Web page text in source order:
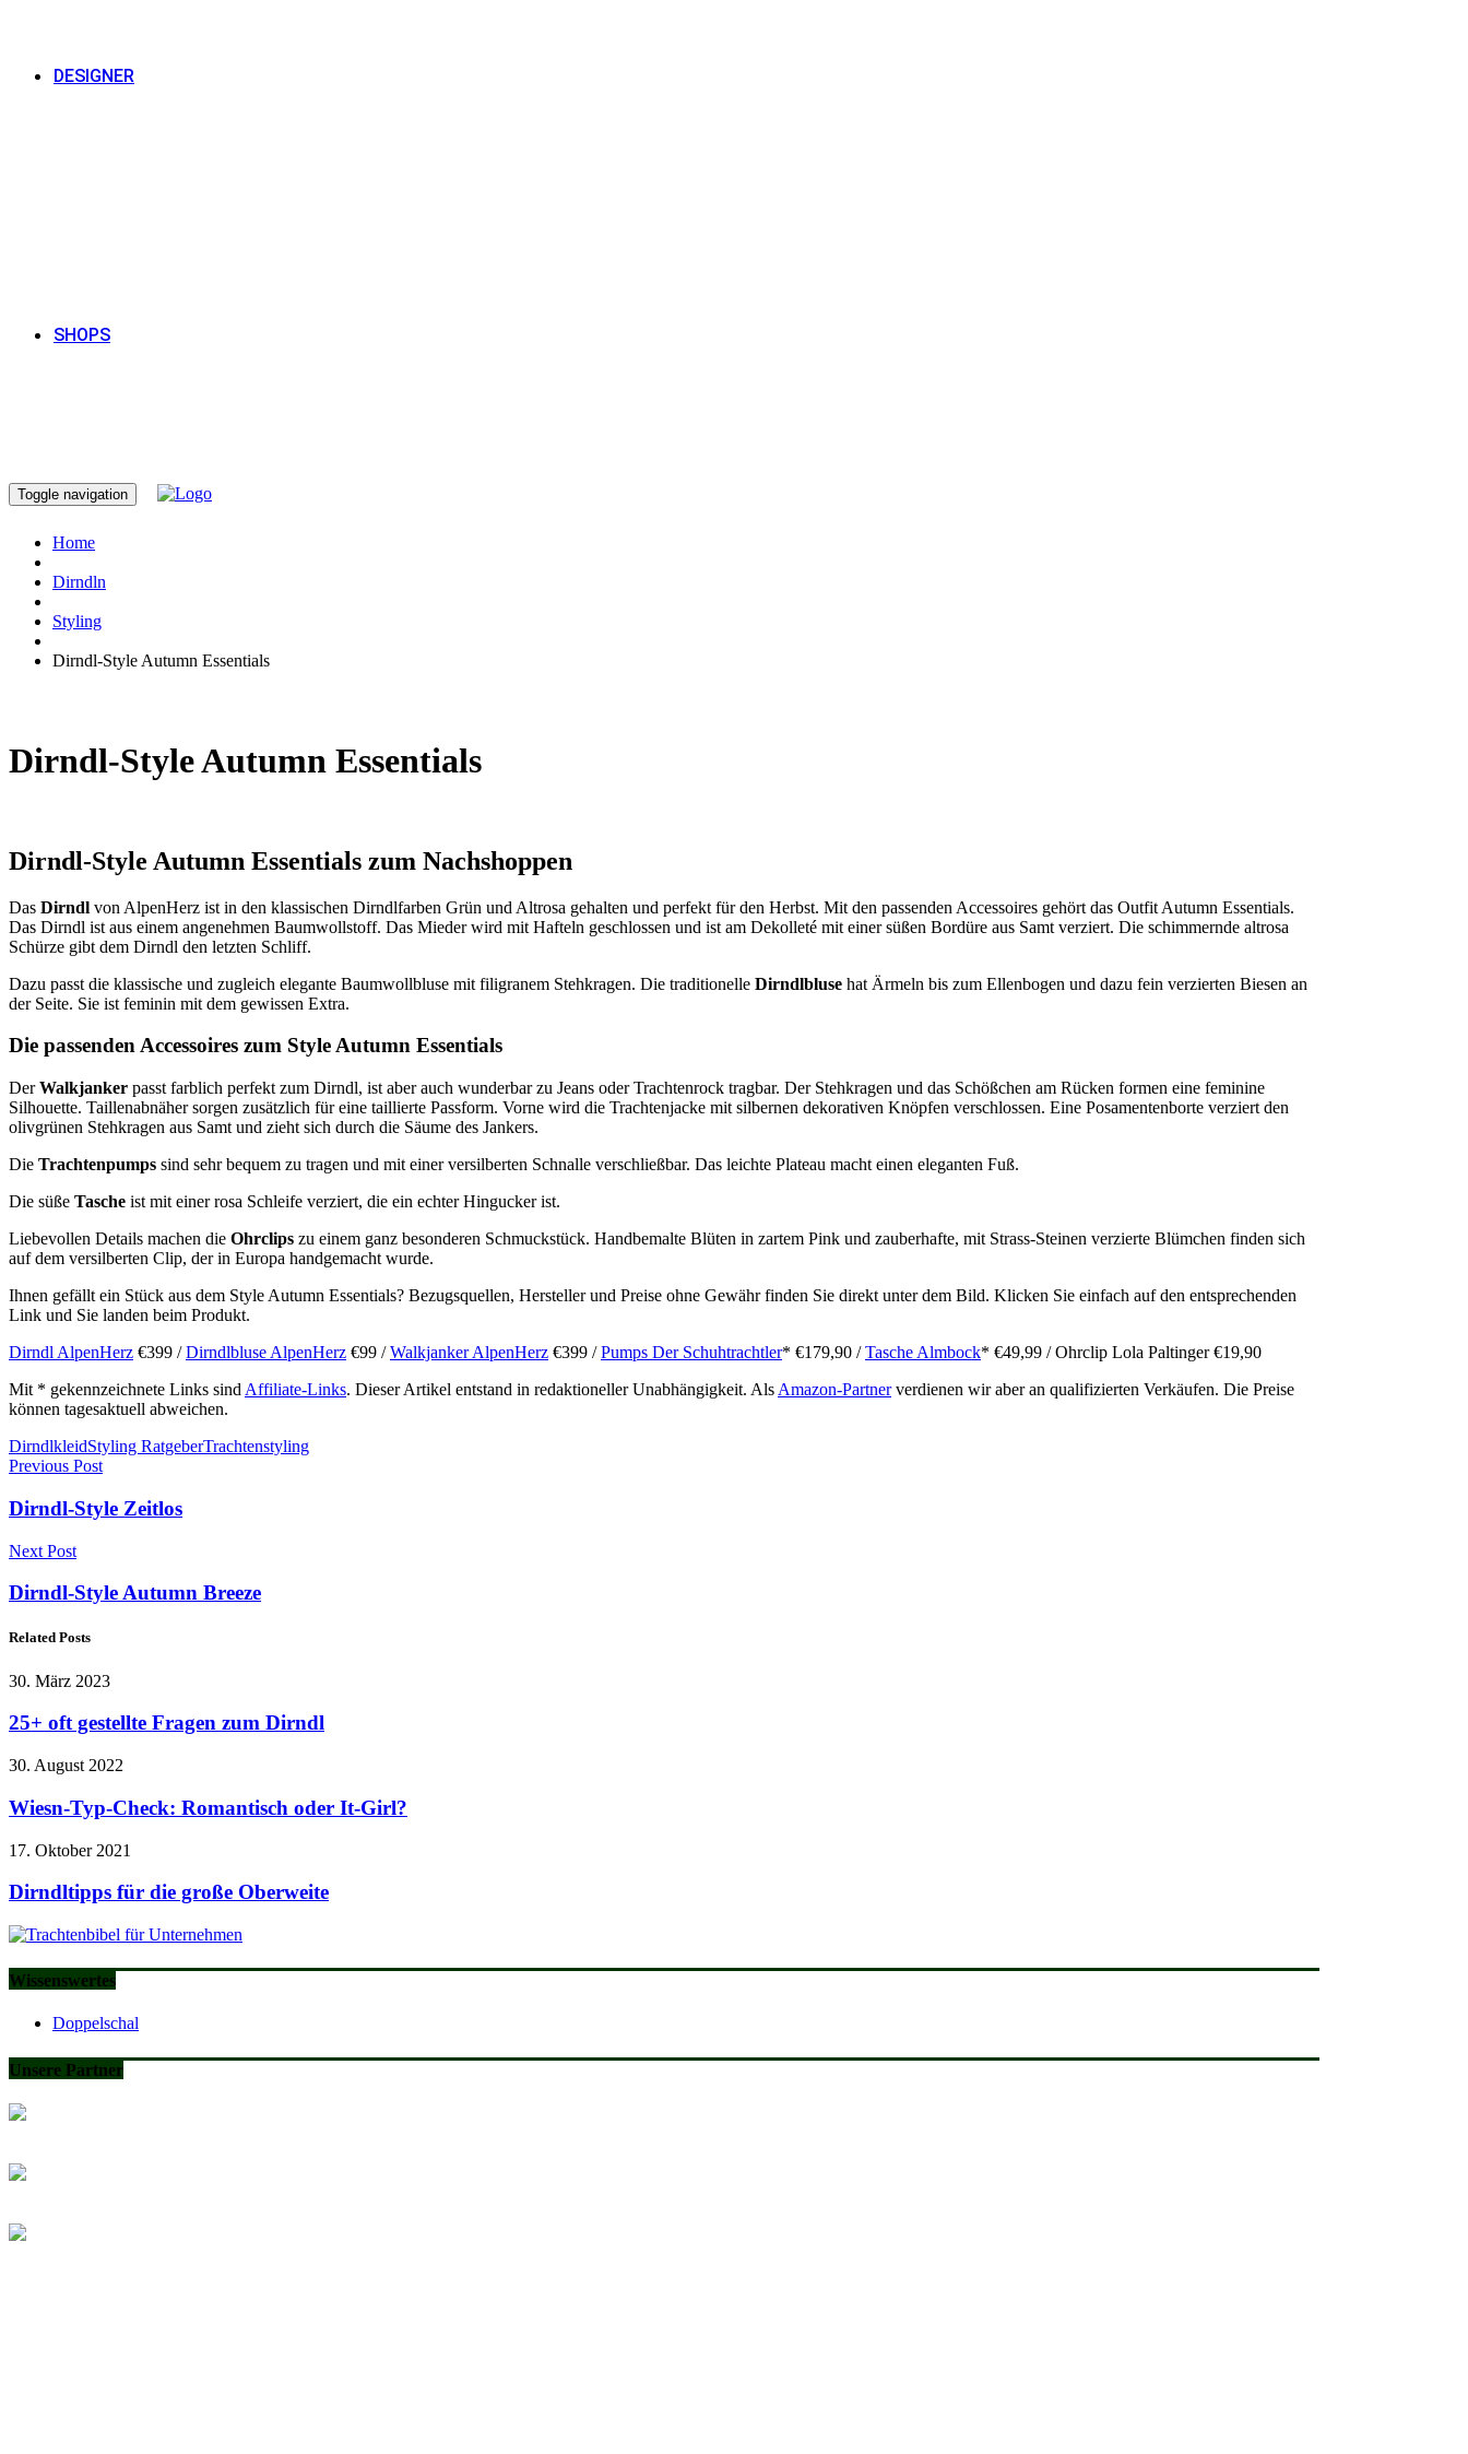
DESIGNER
SHOPS
Toggle navigation
Home
Dirndln
Styling
Dirndl-Style Autumn Essentials
Dirndl-Style Autumn Essentials
Dirndl-Style Autumn Essentials zum Nachshoppen
Das Dirndl von AlpenHerz ist in den klassischen Dirndlfarben Grün und Altrosa gehalten und perfekt für den Herbst. Mit den passenden Accessoires gehört das Outfit Autumn Essentials.
Das Dirndl ist aus einem angenehmen Baumwollstoff. Das Mieder wird mit Hafteln geschlossen und ist am Dekolleté mit einer süßen Bordüre aus Samt verziert. Die schimmernde altrosa
Schürze gibt dem Dirndl den letzten Schliff.
Dazu passt die klassische und zugleich elegante Baumwollbluse mit filigranem Stehkragen. Die traditionelle Dirndlbluse hat Ärmeln bis zum Ellenbogen und dazu fein verzierten Biesen an
der Seite. Sie ist feminin mit dem gewissen Extra.
Die passenden Accessoires zum Style Autumn Essentials
DerWalkjanker passt farblich perfekt zum Dirndl, ist aber auch wunderbar zu Jeans oder Trachtenrock tragbar. Der Stehkragen und das Schößchen am Rücken formen eine feminine
Silhouette. Taillenabnäher sorgen zusätzlich für eine taillierte Passform. Vorne wird die Trachtenjacke mit silbernen dekorativen Knöpfen verschlossen. Eine Posamentenborte verziert den
olivgrünen Stehkragen aus Samt und zieht sich durch die Säume des Jankers.
Die Trachtenpumps sind sehr bequem zu tragen und mit einer versilberten Schnalle verschließbar. Das leichte Plateau macht einen eleganten Fuß.
Die süße Tasche ist mit einer rosa Schleife verziert, die ein echter Hingucker ist.
Liebevollen Details machen die Ohrclips zu einem ganz besonderen Schmuckstück. Handbemalte Blüten in zartem Pink und zauberhafte, mit Strass-Steinen verzierte Blümchen finden sich
auf dem versilberten Clip, der in Europa handgemacht wurde.
Ihnen gefällt ein Stück aus dem Style Autumn Essentials? Bezugsquellen, Hersteller und Preise ohne Gewähr finden Sie direkt unter dem Bild. Klicken Sie einfach auf den entsprechenden
Link und Sie landen beim Produkt.
Dirndl AlpenHerz €399 /Dirndlbluse AlpenHerz €99 /Walkjanker AlpenHerz €399 /Pumps Der Schuhtrachtler* €179,90 /Tasche Almbock* €49,99 / Ohrclip Lola Paltinger €19,90
Mit * gekennzeichnete Links sind Affiliate-Links. Dieser Artikel entstand in redaktioneller Unabhängigkeit. Als Amazon-Partnerverdienen wir aber an qualifizierten Verkäufen. Die Preise
können tagesaktuell abweichen.
DirndlkleidStyling RatgeberTrachtenstyling
Previous Post
Dirndl-Style Zeitlos
Next Post
Dirndl-Style Autumn Breeze
Related Posts
30. März 2023
25+ oft gestellte Fragen zum Dirndl
30. August 2022
Wiesn-Typ-Check: Romantisch oder It-Girl?
17. Oktober 2021
Dirndltipps für die große Oberweite
Wissenswertes
Doppelschal
Unsere Partner